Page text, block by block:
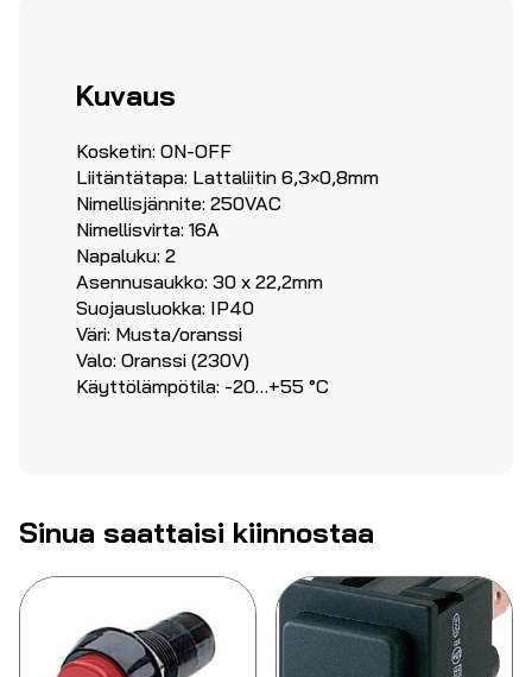
Kuvaus
Kosketin: ON-OFF
Liitäntätapa: Lattaliitin 6,3×0,8mm
Nimellisjännite: 250VAC
Nimellisvirta: 16A
Napaluku: 2
Asennusaukko: 30 x 22,2mm
Suojausluokka: IP40
Väri: Musta/oranssi
Valo: Oranssi (230V)
Käyttölämpötila: -20…+55 °C
Sinua saattaisi kiinnostaa